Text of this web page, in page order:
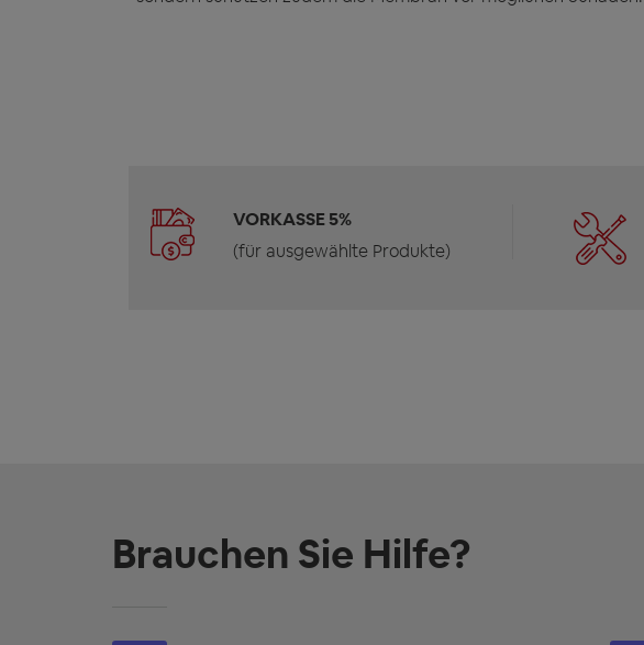
VORKASSE 5%
(für ausgewählte Produkte)
Brauchen Sie Hilfe?